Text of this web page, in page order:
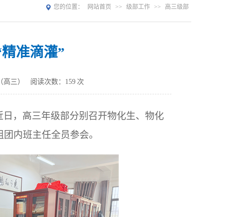
您的位置： 网站首页 >> 级部工作 >> 高三级部
准滴灌”
三） 阅读次数： 159 次
，高三年级部分别召开物化生、物化
内班主任全员参会。